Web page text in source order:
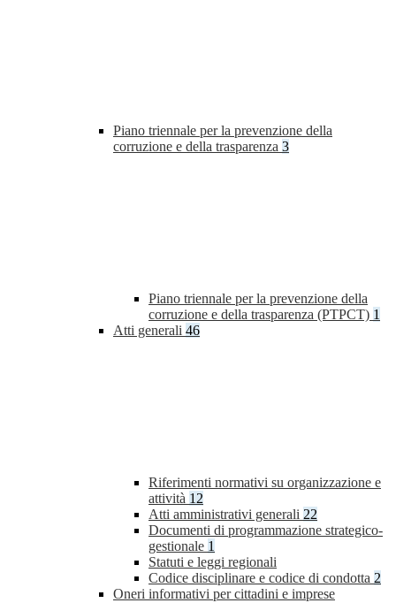
Piano triennale per la prevenzione della
corruzione e della trasparenza 3
Piano triennale per la prevenzione della
corruzione e della trasparenza (PTPCT) 1
Atti generali 46
Riferimenti normativi su organizzazione e
attività 12
Atti amministrativi generali 22
Documenti di programmazione strategico-
gestionale 1
Statuti e leggi regionali
Codice disciplinare e codice di condotta 2
Oneri informativi per cittadini e imprese